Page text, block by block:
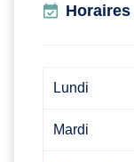
Horaires
Lundi
Mardi